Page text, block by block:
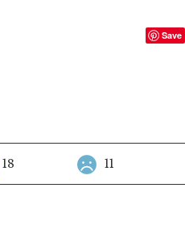
Save
18 11